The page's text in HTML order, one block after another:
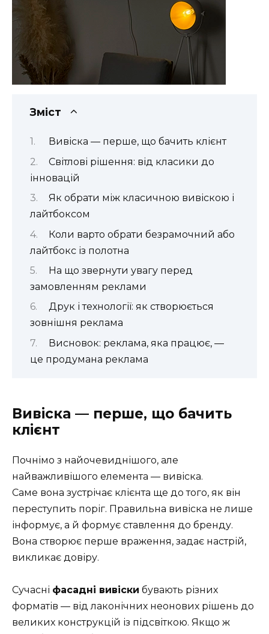
Зміст
Вивіска — перше, що бачить клієнт
Світлові рішення: від класики до
інновацій
Як обрати між класичною вивіскою і
лайтбоксом
Коли варто обрати безрамочний або
лайтбокс із полотна
На що звернути увагу перед
замовленням реклами
Друк і технології: як створюється
зовнішня реклама
Висновок: реклама, яка працює, —
це продумана реклама
Вивіска — перше, що бачить
клієнт
Почнімо з найочевиднішого, але
найважливішого елемента — вивіска.
Саме вона зустрічає клієнта ще до того, як він
переступить поріг. Правильна вивіска не лише
інформує, а й формує ставлення до бренду.
Вона створює перше враження, задає настрій,
викликає довіру.
Сучасні фасадні вивіски бувають різних
форматів — від лаконічних неонових рішень до
великих конструкцій із підсвіткою. Якщо ж